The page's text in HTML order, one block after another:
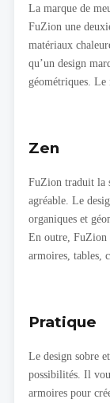
La marque de
FuZion une
matériaux
qu’un design
géométriques.
Zen
FuZion traduit la
agréable. Le
organiques et
En outre, FuZion
armoires, tables,
Pratique
Le design sobre
possibilités. Il
armoires pour